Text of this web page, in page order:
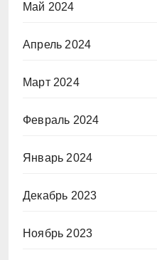
Май 2024
Апрель 2024
Март 2024
Февраль 2024
Январь 2024
Декабрь 2023
Ноябрь 2023